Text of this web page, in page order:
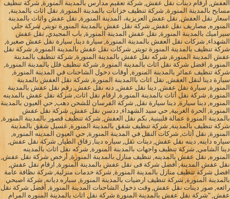
العفش, ارقام دينات نقل عفش, شركة تعقيم مدارس بالمدينة المنورة, شركة تنظيف
مسابح بالمدينة المنورة, شركة تنظيف خزانات بالمدينة المنورة, نقل اثاث بالمدينة,
اسعار نقل العفش, نقل عفش العزيزية، المدينة المنورة, نقل عفش واثاث بالمدينة
المنوره, مصاريف نقل عفش, شركة نقل عفش بالمدينة المنورة تويتر, شركة جلي
سيراميك بالمدينة المنورة, نقل عفش المدينة المنورة, باب المجيدي, نقل عفش
الشهداء, شركات نقل العفش بالمدينة المنورة, سيارة دينا, سيارة نقل عفش صغيرة,
شركة تنظيف بالمدينة المنورة تويتر, شركات نقل عفش بالمدينة المنورة, شركة نقل
عفش المدينة المنورة, شركه نقل عفش بالمدينة المنورة, شركة تنظيف بالمدينة
المنورة, افضل شركة نقل اثاث بالمدينة المنورة, شركة تنظيف فلل بالمدينة المنورة,
شركة تنظيف عمائر بالمدينة المنورة, أوقات دخول الشاحنات في المدينة المنورة,
سيارة دينا لنقل العفش, نقل اثاث باالمدينة المنورة, شركة نقل العفش بالمدينة
المنورة, سيارة نقل عفش, دينا نقل عفش, دنه نقل عفش, رقم نقل عفش بالمدينة
المنورة, شركة نقل أثاث بالمدينة المنورة, ارقام نقل اثاث, شركة نقل عفش بالمدينه
المنوره, دينا سيارة, دينا سيارة نقل, شركة الفرسان للشحن دهب, حي العيون بالمدينة
المنورة, الحرة الغربية, حي سيد الشهداء, ددسن نقل عفش, شركة نقل عفش
بالمدينة المنورة عمالة فلبينية, بكم نقل العفش, شركة تنظيف قصور بالمدينة المنورة,
شركة تنظيف بالمدينة, شركة تنظيف شقق بالمدينة المنورة, غسيل شقق بالمدينة
المنورة, نقل أثاث, شركات النقل في المدينة المنورة, حي العيون المدينه المنوره,
سياره داينه, دينه نقل عفش, دينات نقل, سياره دينا, زقاق الطيار, شركة نقل عفش,
دينا الشامي, شركة تنظيف واجهات بالمدينة المنورة, شركه نقل اثاث بالمدينه
المنوره, نقل عفش بالمدينه, تنظيف منازل بالمدينة المنورة, أرخص شركة نقل عفش,
نقل عفش المدينة, أفضل شركة فى نقل عفش بالمدينة المنورة, ارقام نقل عفش,
افضل شركة تنظيف منازل بالمدينة المنورة, شركة خدمات منزلية, شركة نظافة عامة
بالمدينة المنورة, شركة تنظيف ارضيات بالمدينة المنورة, سياره ديانه, شركة اصبحي
رائعه, صور دينات نقل عفش, وقت دخول الشاحنات المدينة المنورة, أفضل شركة نقل
عفش, "شركة نقل عفش بالمدينة المنورة شركة نقل اثاث بالمدينة المنوره المرام